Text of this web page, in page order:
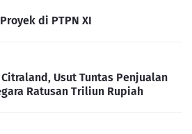
di PTPN XI
Usut Tuntas Penjualan
Ratusan Triliun Rupiah